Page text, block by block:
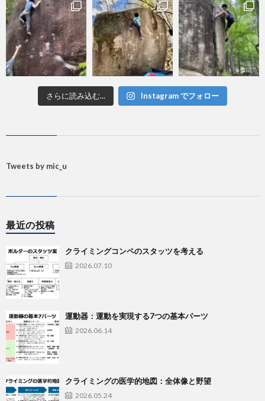
さらに読み込む... Instagram でフォロー
Tweets by mic_u
最近の投稿
クライミングコンペのスタッツを考える
2026.07.10
運動器：運動を実現する7つの基本パーツ
2026.06.14
クライミングの医学的地図：全体像と野望
2026.05.24